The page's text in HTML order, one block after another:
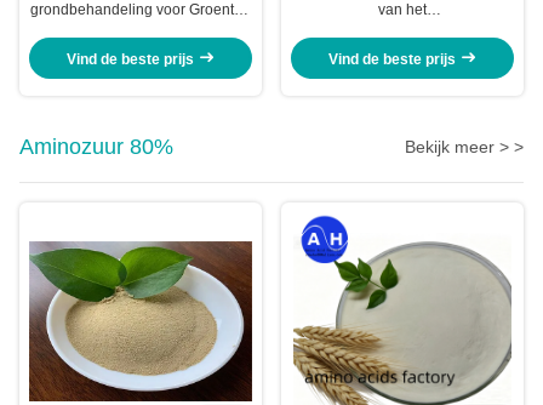
grondbehandeling voor Groenten
Vind de beste prijs
van het
Dierlijke Bron voor Aardappel
Vind de beste prijs
Aminozuur 80% Bekijk meer > >